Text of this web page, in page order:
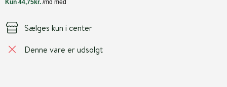
Sælges kun i center
Denne vare er udsolgt